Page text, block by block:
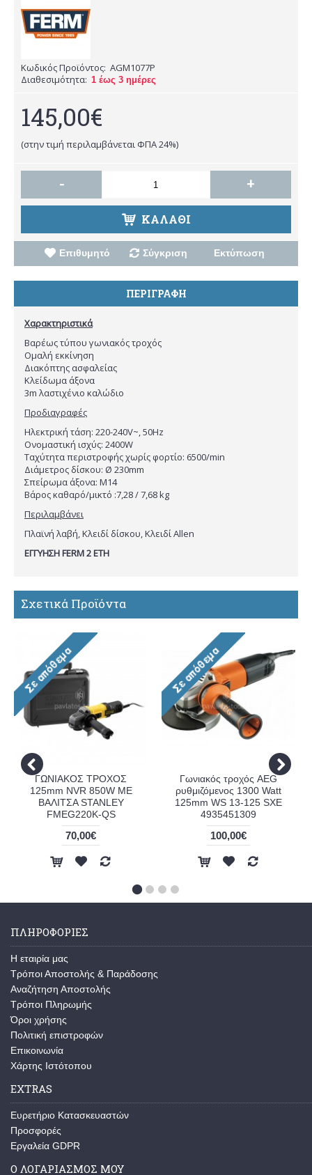
Κωδικός Προϊόντος: AGM1077P
Διαθεσιμότητα: 1 έως 3 ημέρες
145,00€
(στην τιμή περιλαμβάνεται ΦΠΑ 24%)
- +
ΚΑΛΑΘΙ
Επιθυμητό Σύγκριση Εκτύπωση
ΠΕΡΙΓΡΑΦΗ
Χαρακτηριστικά
Βαρέως τύπου γωνιακός τροχός
Ομαλή εκκίνηση
Διακόπτης ασφαλείας
Κλείδωμα άξονα
3m λαστιχένιο καλώδιο
Προδιαγραφές
Ηλεκτρική τάση: 220-240V~, 50Hz
Ονομαστική ισχύς: 2400W
Ταχύτητα περιστροφής χωρίς φορτίο: 6500/min
Διάμετρος δίσκου: Ø 230mm
Σπείρωμα άξονα: Μ14
Βάρος καθαρό/μικτό :7,28 / 7,68 kg
Περιλαμβάνει
Πλαϊνή λαβή, Κλειδί δίσκου, Κλειδί Allen
ΕΓΓΥΗΣΗ FERM 2 ΕΤΗ
Σχετικά Προϊόντα
ΓΩΝΙΑΚΟΣ ΤΡΟΧΟΣ
125mm NVR 850W ΜΕ
ΒΑΛΙΤΣΑ STANLEY
FMEG220K-QS
70,00€
Γωνιακός τροχός AEG
ρυθμιζόμενος 1300 Watt
125mm WS 13-125 SXE
4935451309
100,00€
ΠΛΗΡΟΦΟΡΙΕΣ
Η εταιρία μας
Τρόποι Αποστολής & Παράδοσης
Αναζήτηση Αποστολής
Τρόποι Πληρωμής
Όροι χρήσης
Πολιτική επιστροφών
Επικοινωνία
Χάρτης Ιστότοπου
EXTRAS
Ευρετήριο Κατασκευαστών
Προσφορές
Εργαλεία GDPR
Ο ΛΟΓΑΡΙΑΣΜΟΣ ΜΟΥ